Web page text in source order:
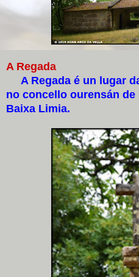
A Regada
A Regada é un lugar
no concello ourensán
Baixa Limia.